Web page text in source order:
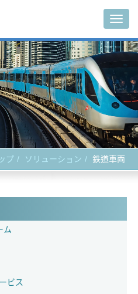
プ ソリューション 鉄道車両
ム
ビス